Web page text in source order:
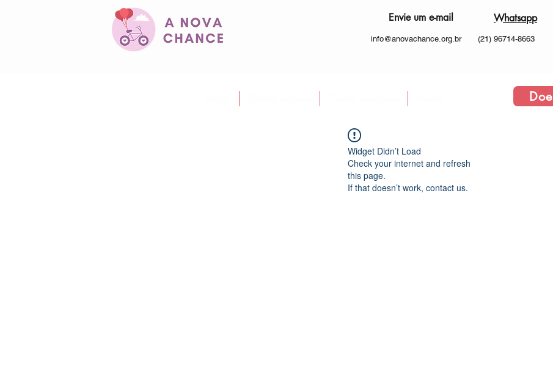
Envie um e-mail
info@anovachance.org.br
Whatsapp
(21) 96714-8663
Doe
Widget Didn’t Load
Check your internet and refresh
this page.
If that doesn’t work, contact us.